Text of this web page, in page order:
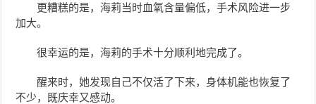
更糟糕的是，海莉当时血氧含量偏低，手术风险进一步
加大。
很幸运的是，海莉的手术十分顺利地完成了。
醒来时，她发现自己不仅活了下来，身体机能也恢复了
不少，既庆幸又感动。